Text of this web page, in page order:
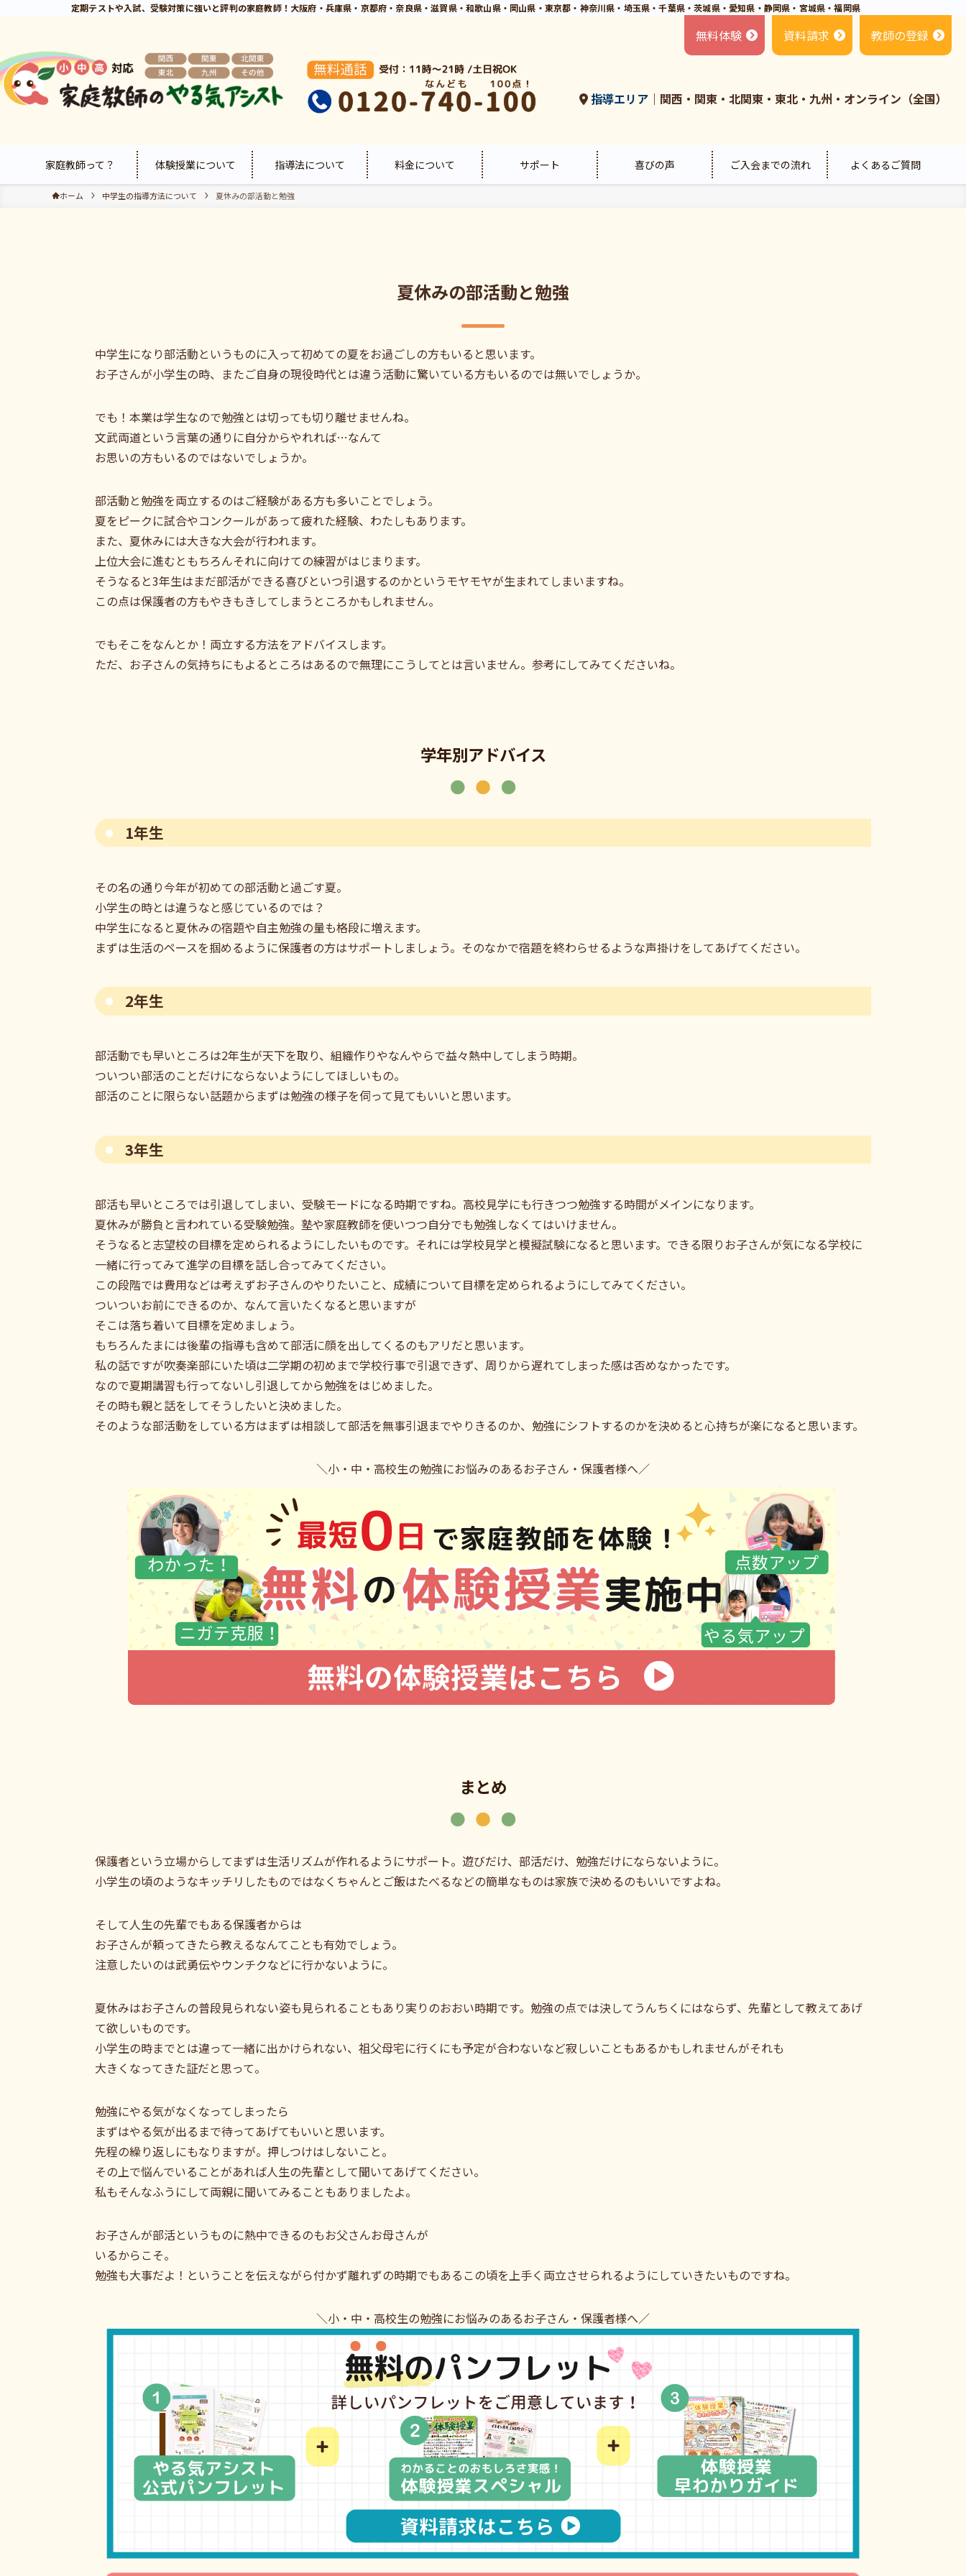
定期テストや入試、受験対策に強いと評判の家庭教師！大阪府・兵庫県・京都府・奈良県・滋賀県・和歌山県・岡山県・東京都・神奈川県・埼玉県・千葉県・茨城県・愛知県・静岡県・宮城県・福岡県
家庭教師って？ 体験授業について 指導法について 料金について サポート 喜びの声 ご入会までの流れ よくあるご質問
指導エリア｜関西・関東・北関東・東北・九州・オンライン（全国）
無料体験 資料請求 教師の登録
ホーム 中学生の指導方法について 夏休みの部活動と勉強
夏休みの部活動と勉強
中学生になり部活動というものに入って初めての夏をお過ごしの方もいると思います。
お子さんが小学生の時、またご自身の現役時代とは違う活動に驚いている方もいるのでは無いでしょうか。
でも！本業は学生なので勉強とは切っても切り離せませんね。
文武両道という言葉の通りに自分からやれれば…なんて
お思いの方もいるのではないでしょうか。
部活動と勉強を両立するのはご経験がある方も多いことでしょう。
夏をピークに試合やコンクールがあって疲れた経験、わたしもあります。
また、夏休みには大きな大会が行われます。
上位大会に進むともちろんそれに向けての練習がはじまります。
そうなると3年生はまだ部活ができる喜びといつ引退するのかというモヤモヤが生まれてしまいますね。
この点は保護者の方もやきもきしてしまうところかもしれません。
でもそこをなんとか！両立する方法をアドバイスします。
ただ、お子さんの気持ちにもよるところはあるので無理にこうしてとは言いません。参考にしてみてくださいね。
学年別アドバイス
1年生
その名の通り今年が初めての部活動と過ごす夏。
小学生の時とは違うなと感じているのでは？
中学生になると夏休みの宿題や自主勉強の量も格段に増えます。
まずは生活のペースを掴めるように保護者の方はサポートしましょう。そのなかで宿題を終わらせるような声掛けをしてあげてください。
2年生
部活動でも早いところは2年生が天下を取り、組織作りやなんやらで益々熱中してしまう時期。
ついつい部活のことだけにならないようにしてほしいもの。
部活のことに限らない話題からまずは勉強の様子を伺って見てもいいと思います。
3年生
部活も早いところでは引退してしまい、受験モードになる時期ですね。高校見学にも行きつつ勉強する時間がメインになります。
夏休みが勝負と言われている受験勉強。塾や家庭教師を使いつつ自分でも勉強しなくてはいけません。
そうなると志望校の目標を定められるようにしたいものです。それには学校見学と模擬試験になると思います。できる限りお子さんが気になる学校に
一緒に行ってみて進学の目標を話し合ってみてください。
この段階では費用などは考えずお子さんのやりたいこと、成績について目標を定められるようにしてみてください。
ついついお前にできるのか、なんて言いたくなると思いますが
そこは落ち着いて目標を定めましょう。
もちろんたまには後輩の指導も含めて部活に顔を出してくるのもアリだと思います。
私の話ですが吹奏楽部にいた頃は二学期の初めまで学校行事で引退できず、周りから遅れてしまった感は否めなかったです。
なので夏期講習も行ってないし引退してから勉強をはじめました。
その時も親と話をしてそうしたいと決めました。
そのような部活動をしている方はまずは相談して部活を無事引退までやりきるのか、勉強にシフトするのかを決めると心持ちが楽になると思います。
＼小・中・高校生の勉強にお悩みのあるお子さん・保護者様へ／
まとめ
保護者という立場からしてまずは生活リズムが作れるようにサポート。遊びだけ、部活だけ、勉強だけにならないように。
小学生の頃のようなキッチリしたものではなくちゃんとご飯はたべるなどの簡単なものは家族で決めるのもいいですよね。
そして人生の先輩でもある保護者からは
お子さんが頼ってきたら教えるなんてことも有効でしょう。
注意したいのは武勇伝やウンチクなどに行かないように。
夏休みはお子さんの普段見られない姿も見られることもあり実りのおおい時期です。勉強の点では決してうんちくにはならず、先輩として教えてあげ
て欲しいものです。
小学生の時までとは違って一緒に出かけられない、祖父母宅に行くにも予定が合わないなど寂しいこともあるかもしれませんがそれも
大きくなってきた証だと思って。
勉強にやる気がなくなってしまったら
まずはやる気が出るまで待ってあげてもいいと思います。
先程の繰り返しにもなりますが。押しつけはしないこと。
その上で悩んでいることがあれば人生の先輩として聞いてあげてください。
私もそんなふうにして両親に聞いてみることもありましたよ。
お子さんが部活というものに熱中できるのもお父さんお母さんが
いるからこそ。
勉強も大事だよ！ということを伝えながら付かず離れずの時期でもあるこの頃を上手く両立させられるようにしていきたいものですね。
＼小・中・高校生の勉強にお悩みのあるお子さん・保護者様へ／